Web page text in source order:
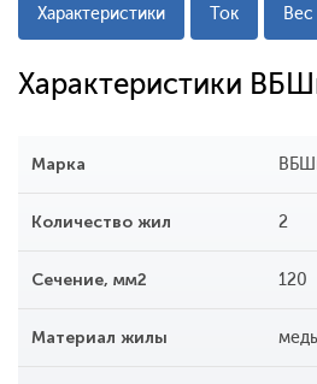
Характеристики Ток Вес
Характеристики
Марка
Количество жил 2
Сечение, мм2 120
Материал жилы медь